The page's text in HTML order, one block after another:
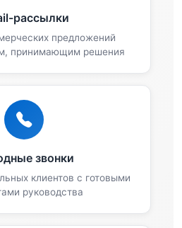
рассылки
предложений
принимающим решения
звонки
клиентов с готовыми
руководства